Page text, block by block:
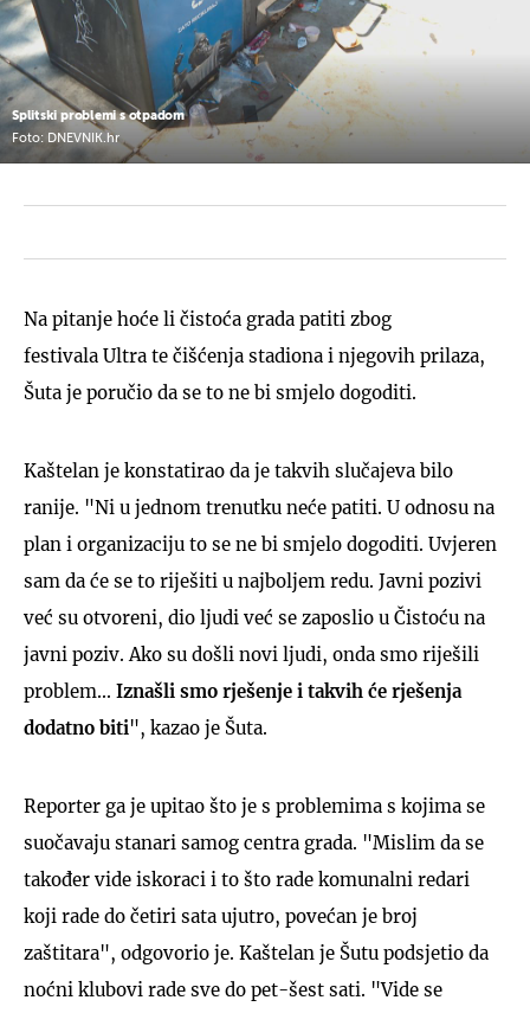
Splitski problemi s otpadom
Foto: DNEVNIK.hr
Na pitanje hoće li čistoća grada patiti zbog
festivala Ultra te čišćenja stadiona i njegovih prilaza,
Šuta je poručio da se to ne bi smjelo dogoditi.
Kaštelan je konstatirao da je takvih slučajeva bilo
ranije. "Ni u jednom trenutku neće patiti. U odnosu na
plan i organizaciju to se ne bi smjelo dogoditi. Uvjeren
sam da će se to riješiti u najboljem redu. Javni pozivi
već su otvoreni, dio ljudi već se zaposlio u Čistoću na
javni poziv. Ako su došli novi ljudi, onda smo riješili
problem... Iznašli smo rješenje i takvih će rješenja
dodatno biti", kazao je Šuta.
Reporter ga je upitao što je s problemima s kojima se
suočavaju stanari samog centra grada. "Mislim da se
također vide iskoraci i to što rade komunalni redari
koji rade do četiri sata ujutro, povećan je broj
zaštitara", odgovorio je. Kaštelan je Šutu podsjetio da
noćni klubovi rade sve do pet-šest sati. "Vide se